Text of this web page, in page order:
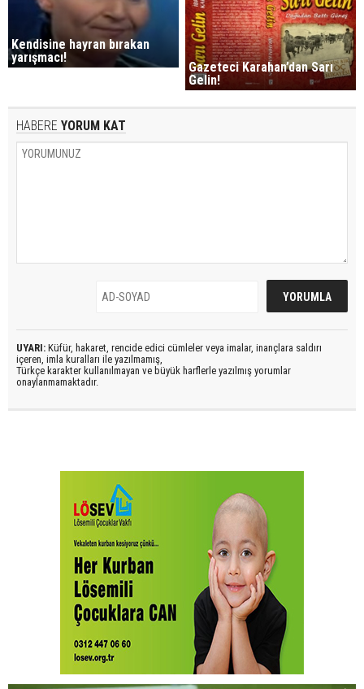
Kendisine hayran bırakan
yarışmacı!
Gazeteci Karahan’dan Sarı
Gelin!
HABERE YORUM KAT
UYARI: Küfür, hakaret, rencide edici cümleler veya imalar, inançlara saldırı
içeren, imla kuralları ile yazılmamış,
Türkçe karakter kullanılmayan ve büyük harflerle yazılmış yorumlar
onaylanmamaktadır.